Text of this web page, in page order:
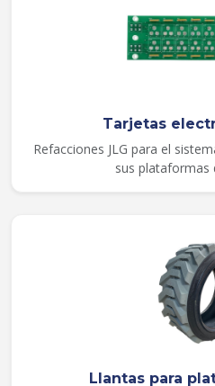
Tarjetas
Refacciones JLG para el
sus plataformas
Llantas para